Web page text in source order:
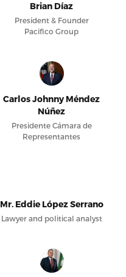
Brian Díaz
President & Founder
Pacifico Group
Carlos Johnny Méndez
Núñez
Presidente Cámara de
Representantes
Mr. Eddie López Serrano
Lawyer and political analyst